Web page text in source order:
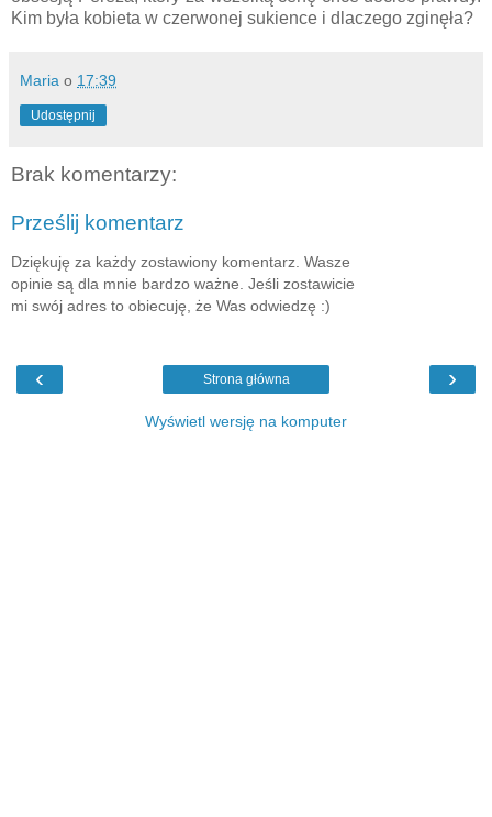
Kim była kobieta w czerwonej sukience i dlaczego zginęła?
Maria o 17:39
Udostępnij
Brak komentarzy:
Prześlij komentarz
Dziękuję za każdy zostawiony komentarz. Wasze
opinie są dla mnie bardzo ważne. Jeśli zostawicie
mi swój adres to obiecuję, że Was odwiedzę :)
‹ ›
Strona główna
Wyświetl wersję na komputer